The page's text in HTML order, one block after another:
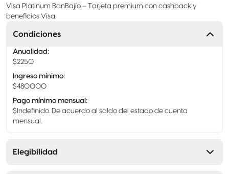
Visa Platinum BanBajío – Tarjeta premium con cashback y
beneficios Visa.
Condiciones
Anualidad:
$2250
Ingreso mínimo:
$480000
Pago mínimo mensual :
$Indefinido. De acuerdo al saldo del estado de cuenta
mensual.
Elegibilidad